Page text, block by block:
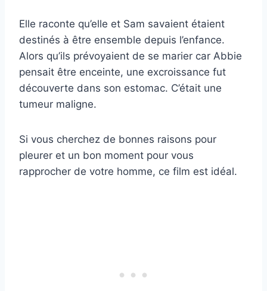
Elle raconte qu’elle et Sam savaient étaient
destinés à être ensemble depuis l’enfance.
Alors qu’ils prévoyaient de se marier car Abbie
pensait être enceinte, une excroissance fut
découverte dans son estomac. C’était une
tumeur maligne.
Si vous cherchez de bonnes raisons pour
pleurer et un bon moment pour vous
rapprocher de votre homme, ce film est idéal.